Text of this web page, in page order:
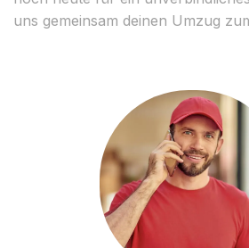
uns gemeinsam deinen Umzug